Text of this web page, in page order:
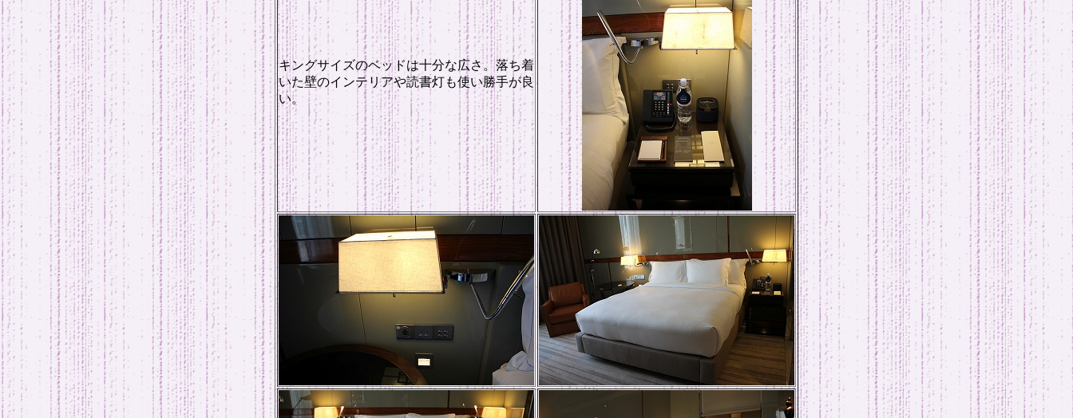
キングサイズのベッドは十分な広さ。落ち着
いた壁のインテリアや読書灯も使い勝手が良
い。